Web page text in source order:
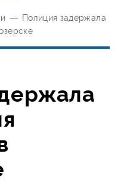
— Полиция задержала